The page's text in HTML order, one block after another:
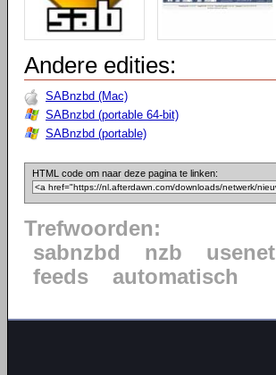
Andere edities:
SABnzbd (Mac)
SABnzbd (portable 64-bit)
SABnzbd (portable)
HTML code om naar deze pagina te linken:
Trefwoorden:
sabnzbd
nzb usenet
feeds
automatisch